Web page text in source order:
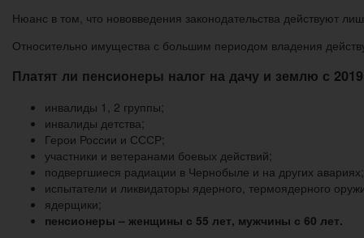
Нюанс в том, что нововведения законодательства действуют
Относительно имущества с большим периодом владения
Платят ли пенсионеры налог на дачу и землю с
инвалиды 1, 2 группы;
инвалиды детства;
Герои России и СССР;
участники и ветеранами боевых действий;
подвергшиеся радиации в Чернобыле и на других авариях;
испытатели и ликвидаторы ядерного, термоядерного
ядерщики;
пенсионеры – женщины с 55 лет, мужчины с 60 лет.